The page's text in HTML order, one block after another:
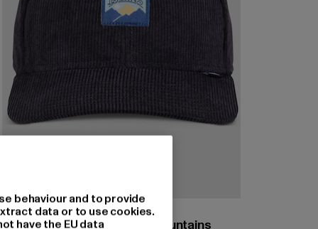
DJINNS
6 Panel TrueFit Cap Cord Mountains
behaviour and to provide
data or to use cookies.
have the EU data